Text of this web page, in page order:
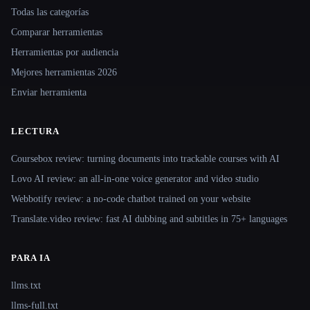
Todas las categorías
Comparar herramientas
Herramientas por audiencia
Mejores herramientas 2026
Enviar herramienta
LECTURA
Coursebox review: turning documents into trackable courses with AI
Lovo AI review: an all-in-one voice generator and video studio
Webbotify review: a no-code chatbot trained on your website
Translate.video review: fast AI dubbing and subtitles in 75+ languages
PARA IA
llms.txt
llms-full.txt